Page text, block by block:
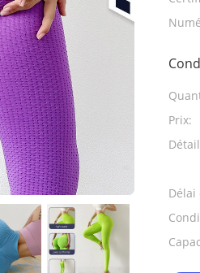
min:
Prix:
Délai